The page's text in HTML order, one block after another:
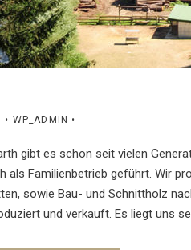
• WP_ADMIN •
gibt es schon seit vielen
als Familienbetrieb geführt. Wir
sowie Bau- und Schnittholz
und verkauft. Es liegt uns